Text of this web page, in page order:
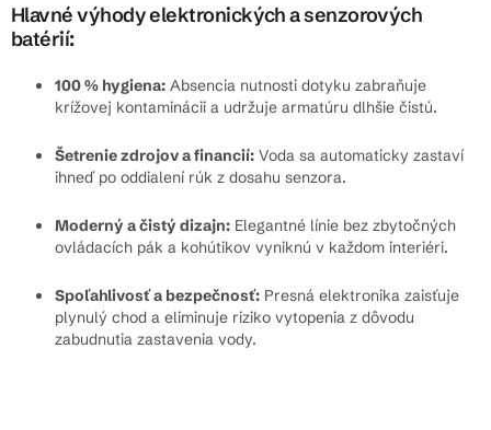
Hlavné výhody elektronických a senzorových
batérií:
100 % hygiena: Absencia nutnosti dotyku zabraňuje
krížovej kontaminácii a udržuje armatúru dlhšie čistú.
Šetrenie zdrojov a financií: Voda sa automaticky zastaví
ihneď po oddialení rúk z dosahu senzora.
Moderný a čistý dizajn: Elegantné línie bez zbytočných
ovládacích pák a kohútikov vyniknú v každom interiéri.
Spoľahlivosť a bezpečnosť: Presná elektronika zaisťuje
plynulý chod a eliminuje riziko vytopenia z dôvodu
zabudnutia zastavenia vody.